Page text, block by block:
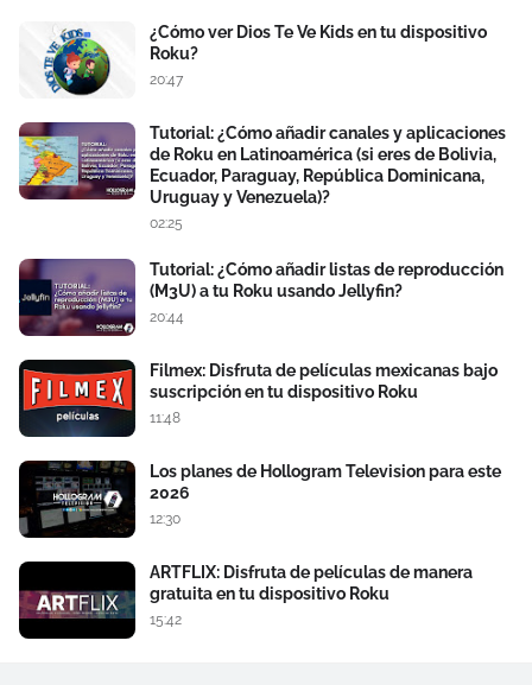
¿Cómo ver Dios Te Ve Kids en tu dispositivo
Roku?
20:47
Tutorial: ¿Cómo añadir canales y aplicaciones
de Roku en Latinoamérica (si eres de Bolivia,
Ecuador, Paraguay, República Dominicana,
Uruguay y Venezuela)?
02:25
Tutorial: ¿Cómo añadir listas de reproducción
(M3U) a tu Roku usando Jellyfin?
20:44
Filmex: Disfruta de películas mexicanas bajo
suscripción en tu dispositivo Roku
11:48
Los planes de Hollogram Television para este
2026
12:30
ARTFLIX: Disfruta de películas de manera
gratuita en tu dispositivo Roku
15:42